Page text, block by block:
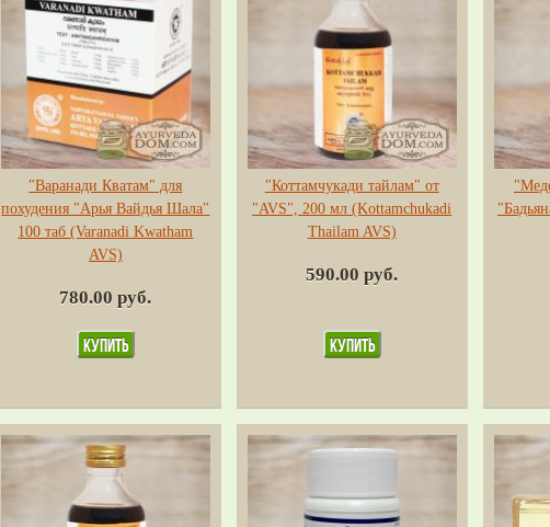
"Варанади Кватам" для
похудения "Арья Вайдья Шала"
100 таб (Varanadi Kwatham
AVS)
780.00 руб.
"Коттамчукади тайлам" от
"AVS", 200 мл (Kottamchukadi
Thailam AVS)
590.00 руб.